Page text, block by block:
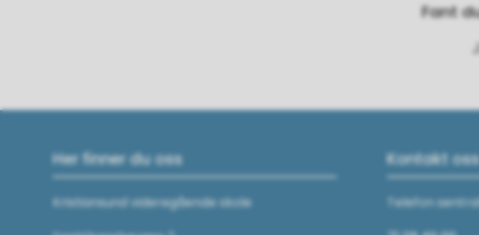
Fant
Her finner du oss
Kristiansund videregående skole
Kontakt oss
Telefon